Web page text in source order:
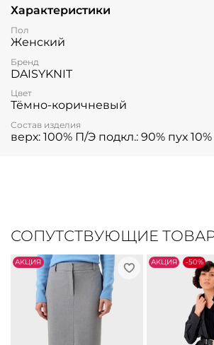
Характеристики
Пол
Женский
Бренд
DAISYKNIT
Цвет
Тёмно-коричневый
Состав изделия
верх: 100% П/Э подкл.: 90% пух
СОПУТСТВУЮЩИЕ
АKЦИЯ АKЦИЯ -50%